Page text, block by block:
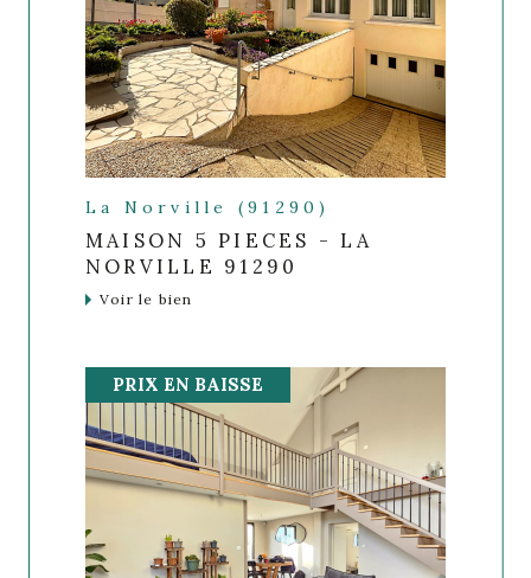
La Norville (91290)
MAISON 5 PIECES - LA
NORVILLE 91290
Voir le bien
PRIX EN BAISSE